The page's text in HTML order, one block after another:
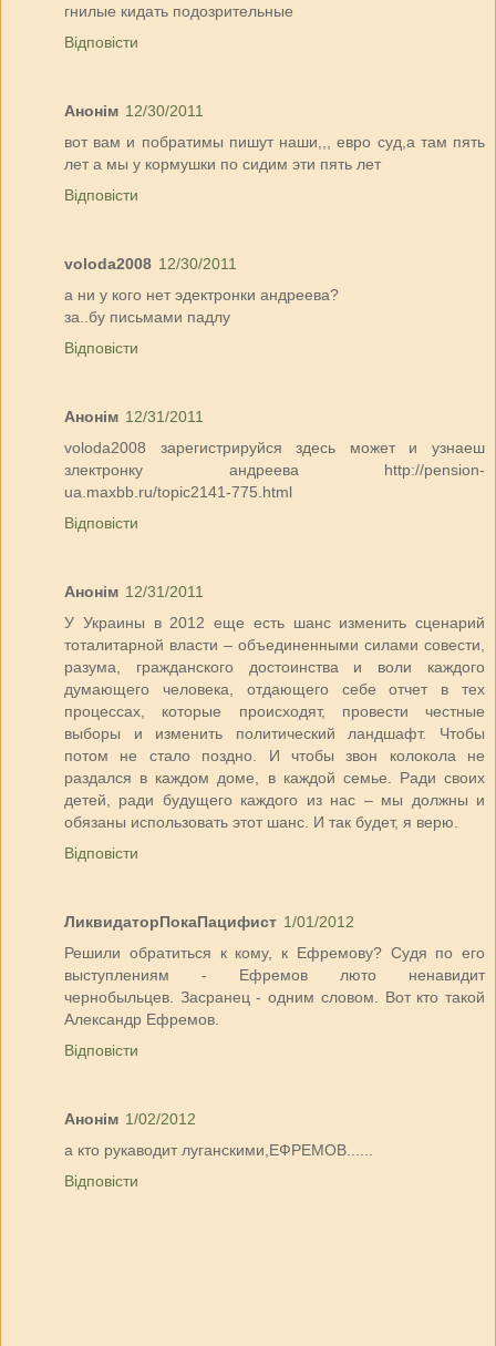
гнилые кидать подозрительные
Відповісти
Анонім 12/30/2011
вот вам и побратимы пишут наши,,, евро суд,а там пять
лет а мы у кормушки по сидим эти пять лет
Відповісти
voloda2008 12/30/2011
а ни у кого нет эдектронки андреева?
за..бу письмами падлу
Відповісти
Анонім 12/31/2011
voloda2008 зарегистрируйся здесь может и узнаеш
злектронку андреева http://pension-
ua.maxbb.ru/topic2141-775.html
Відповісти
Анонім 12/31/2011
У Украины в 2012 еще есть шанс изменить сценарий
тоталитарной власти – объединенными силами совести,
разума, гражданского достоинства и воли каждого
думающего человека, отдающего себе отчет в тех
процессах, которые происходят, провести честные
выборы и изменить политический ландшафт. Чтобы
потом не стало поздно. И чтобы звон колокола не
раздался в каждом доме, в каждой семье. Ради своих
детей, ради будущего каждого из нас – мы должны и
обязаны использовать этот шанс. И так будет, я верю.
Відповісти
ЛиквидаторПокаПацифист 1/01/2012
Решили обратиться к кому, к Ефремову? Судя по его
выступлениям - Ефремов люто ненавидит
чернобыльцев. Засранец - одним словом. Вот кто такой
Александр Ефремов.
Відповісти
Анонім 1/02/2012
а кто рукаводит луганскими,ЕФРЕМОВ......
Відповісти